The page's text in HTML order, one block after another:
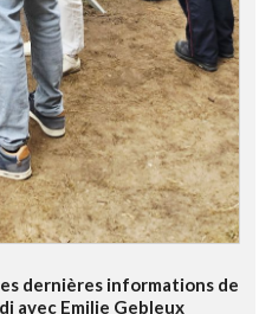
dernières informations de
avec Emilie Gebleux